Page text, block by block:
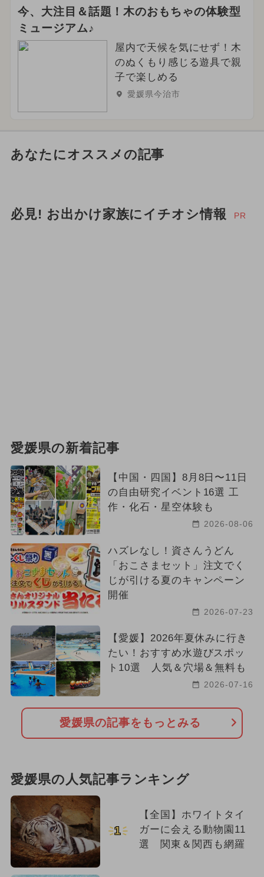
今、大注目＆話題！木のおもちゃの体験型
ミュージアム♪
屋内で天候を気にせず！木
のぬくもり感じる遊具で親
子で楽しめる
愛媛県今治市
あなたにオススメの記事
必見! お出かけ家族にイチオシ情報 PR
愛媛県の新着記事
【中国・四国】8月8日〜11日
の自由研究イベント16選 工
作・化石・星空体験も
2026-08-06
ハズレなし！資さんうどん
「おこさまセット」注文でく
じが引ける夏のキャンペーン
開催
2026-07-23
【愛媛】2026年夏休みに行き
たい！おすすめ水遊びスポッ
ト10選 人気＆穴場＆無料も
2026-07-16
愛媛県の記事をもっとみる
愛媛県の人気記事ランキング
1
【全国】ホワイトタイ
ガーに会える動物園11
選 関東＆関西も網羅